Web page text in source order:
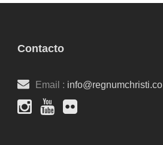
Contacto
Email : info@regnumchristi.co